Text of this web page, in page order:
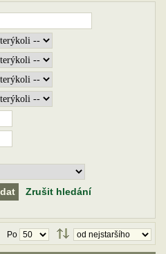
Zrušit hledání
Po